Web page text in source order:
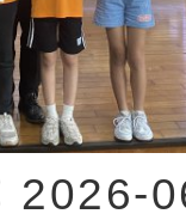
2026-